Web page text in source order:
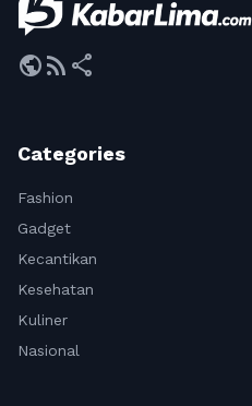
publicrss_feed share
Categories
Fashion
Gadget
Kecantikan
Kesehatan
Kuliner
Nasional